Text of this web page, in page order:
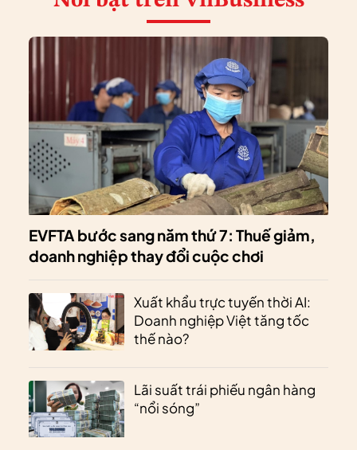
EVFTA bước sang năm thứ 7: Thuế giảm,
doanh nghiệp thay đổi cuộc chơi
Xuất khẩu trực tuyến thời AI:
Doanh nghiệp Việt tăng tốc
thế nào?
Lãi suất trái phiếu ngân hàng
“nổi sóng”